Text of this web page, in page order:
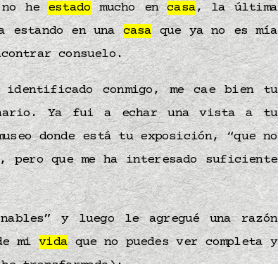
no heestadomucho encasa, la última
estando en unacasaque ya no es mía
consuelo.
identificado conmigo, me cae bien tu
Ya fui a echar una vista a tu
donde está tu exposición, “que no
pero que me ha interesado suficiente
y luego le agregué una razón
mividaque no puedes ver completa y